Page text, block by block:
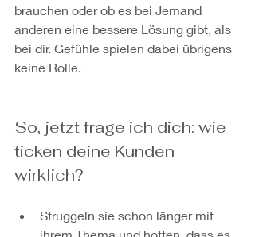
brauchen oder ob es bei Jemand
anderen eine bessere Lösung gibt, als
bei dir. Gefühle spielen dabei übrigens
keine Rolle.
So, jetzt frage ich dich: wie
ticken deine Kunden
wirklich?
Struggeln sie schon länger mit